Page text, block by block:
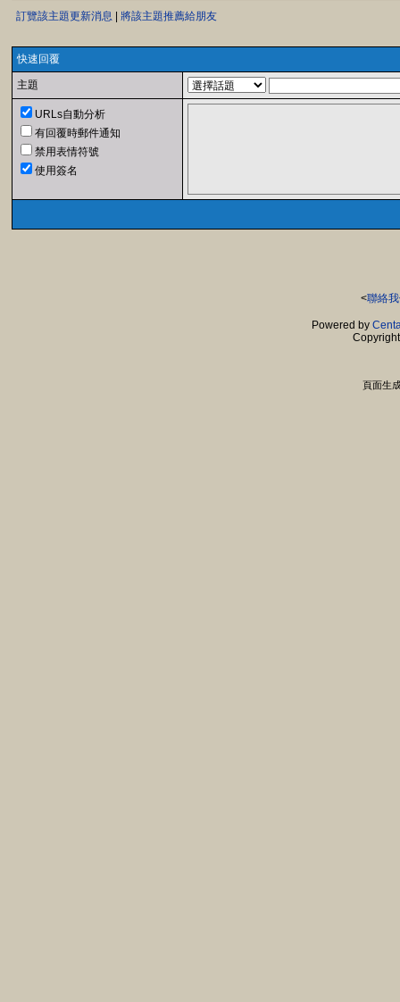
訂覽該主題更新消息 將該主題推薦給朋友
快速回覆
主題
URLs自動分析
有回覆時郵件通知
禁用表情符號
使用簽名
<聯絡
Powered by
頁面生